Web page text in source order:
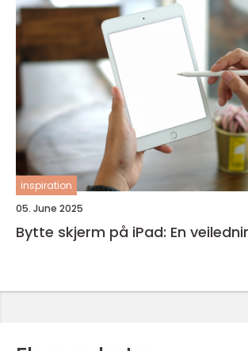
inspiration
05. June 2025
Bytte skjerm på iPad: En